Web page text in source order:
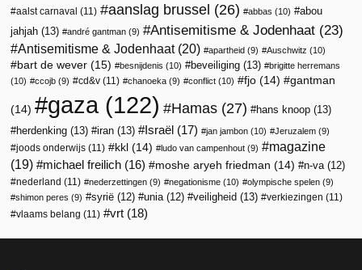
aalst carnaval (11) aanslag brussel (26) abbas (10)
abou
jahjah (13) andré gantman (9) Antisemitisme & Jodenhaat (23)
Antisemitisme & Jodenhaat(20) apartheid (9) Auschwitz (10)
bart de wever (15) besnijdenis (10) beveiliging (13)
brigitte herremans
(10)
ccojb (9) cd&v (11) chanoeka (9) conflict (10) fjo (14) gantman
(14) gaza(122) Hamas (27) hans knoop (13)
herdenking (13) iran (13) Israël (17) jan jambon (10) Jeruzalem (9)
joods onderwijs (11) kkl (14) ludo van campenhout (9)
magazine
(19)
michael freilich (16) moshe aryeh friedman (14) n-va(12)
nederland (11) nederzettingen (9) negationisme (10) olympische spelen (9)
shimon peres (9) syrië (12) unia(12) veiligheid (13) verkiezingen (11)
vlaams belang (11) vrt (18)